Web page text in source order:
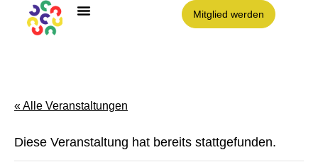
Mitglied werden
« Alle Veranstaltungen
Diese Veranstaltung hat bereits stattgefunden.